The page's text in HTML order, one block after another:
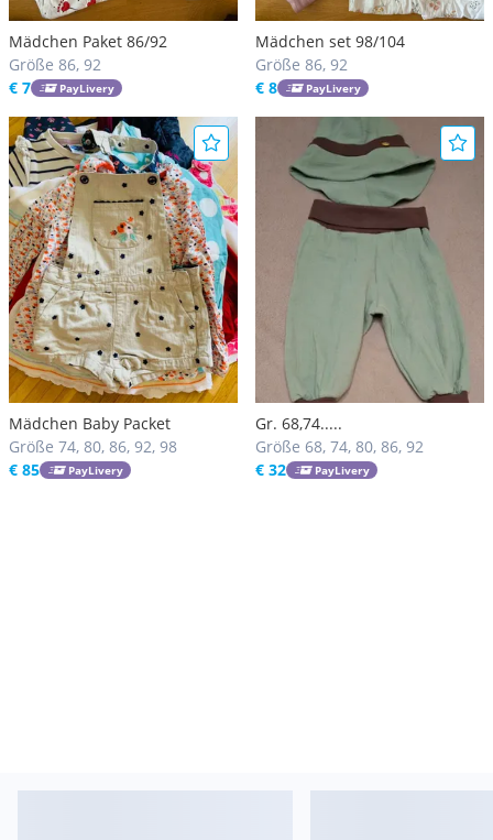
Mädchen Paket 86/92
Größe 86, 92
€ 7
PayLivery
Mädchen set 98/104
Größe 86, 92
€ 8
PayLivery
Mädchen Baby Packet
Größe 74, 80, 86, 92, 98
€ 85
PayLivery
Gr. 68,74.....
Größe 68, 74, 80, 86, 92
€ 32
PayLivery